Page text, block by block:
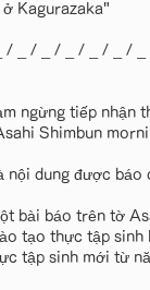
Kagurazaka"
/ _ / _ / _ / _ / _ /
ngừng tiếp nhận
Shimbun
nội dung được
bài báo trên tờ
tạo thực tập sinh
tập sinh mới từ